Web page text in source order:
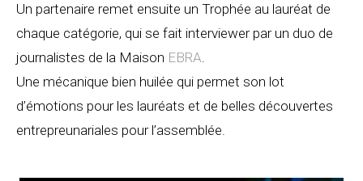
Un partenaire remet ensuite un Trophée au lauréat de
chaque catégorie, qui se fait interviewer par un duo de
journalistes de la Maison EBRA.
Une mécanique bien huilée qui permet son lot
d’émotions pour les lauréats et de belles découvertes
entrepreunariales pour l’assemblée.